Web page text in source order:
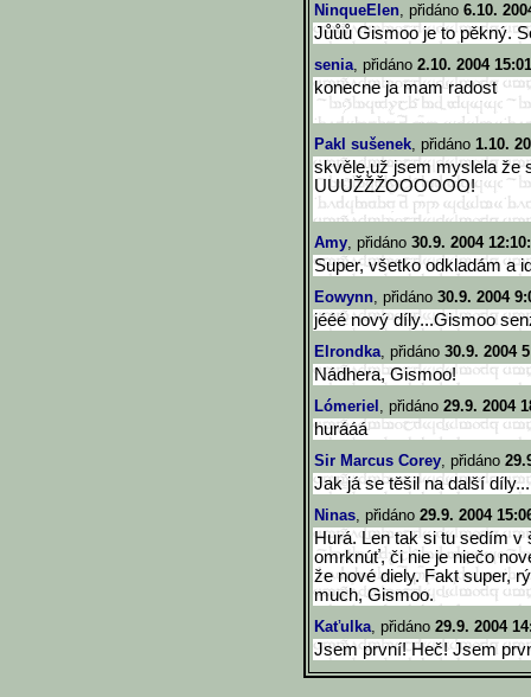
NinqueElen, přidáno 6.10.
Jůůů Gismoo je to pěkný.
senia, přidáno 2.10. 2004
konecne ja mam radost
Pakl sušenek, přidáno 1.10.
skvěle,už jsem myslela že
UUUŽŽŽOOOOOO!
Amy, přidáno 30.9. 2004
Super, všetko odkladám a
Eowynn, přidáno 30.9. 2004
jééé nový díly...Gismoo
Elrondka, přidáno 30.9. 2004
Nádhera, Gismoo!
Lómeriel , přidáno 29.9. 2004
hurááá
Sir Marcus Corey, přidáno
Jak já se těšil na další
Ninas, přidáno 29.9. 2004
Hurá. Len tak si tu sedím v
omrknúť, či nie je niečo
že nové diely. Fakt super,
much, Gismoo.
Kaťulka, přidáno 29.9. 2004
Jsem první! Heč! Jsem